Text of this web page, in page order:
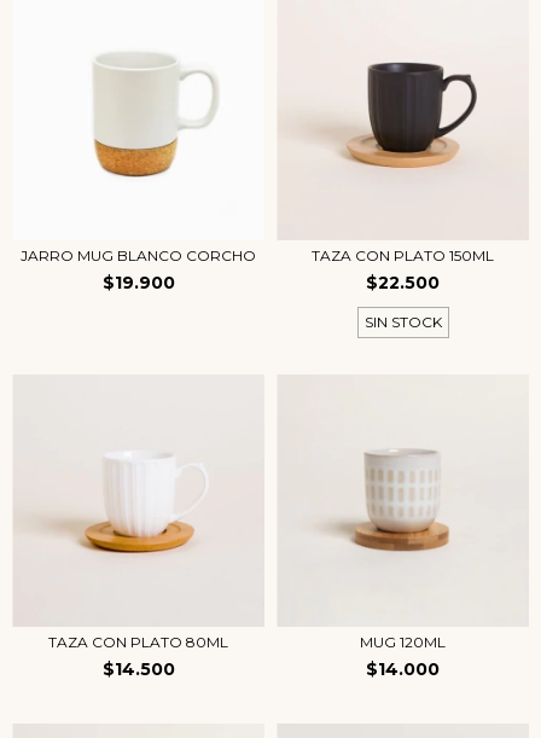
JARRO MUG BLANCO CORCHO
$19.900
TAZA CON PLATO 150ML
$22.500
SIN STOCK
TAZA CON PLATO 80ML
$14.500
MUG 120ML
$14.000